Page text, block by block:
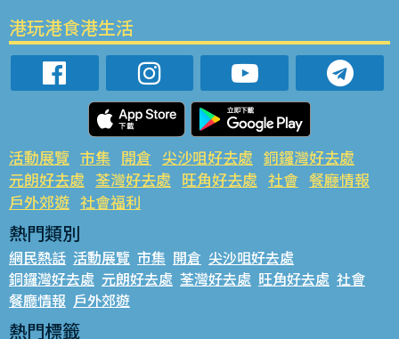
港玩港食港生活
活動展覽 市集 開倉 尖沙咀好去處 銅鑼灣好去處
元朗好去處 荃灣好去處 旺角好去處 社會 餐廳情報
戶外郊遊 社會福利
熱門類別
網民熱話 活動展覽 市集 開倉 尖沙咀好去處
銅鑼灣好去處 元朗好去處 荃灣好去處 旺角好去處 社會
餐廳情報 戶外郊遊
熱門標籤